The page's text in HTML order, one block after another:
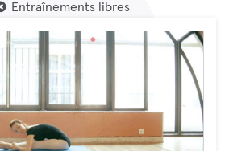
Entraînements libres